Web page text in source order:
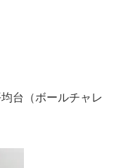
台（ボールチャレ